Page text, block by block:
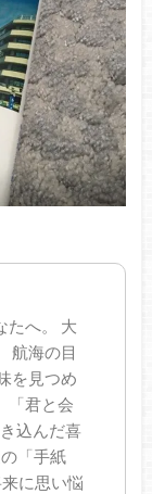
たへ。 大
航海の目
を見つめ
「君と会
込んだ喜
「手紙
に思い悩